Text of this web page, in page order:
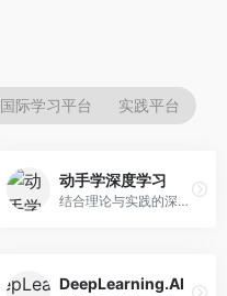
国际学习平台 实践平台
动手学深度学习
结合理论与实践的深度学习教材，专注于代码驱动学习。面向学生和开发者，提供深度学习理论、代码实现、练习题等资源，学习体验好。
DeepLearning.AI